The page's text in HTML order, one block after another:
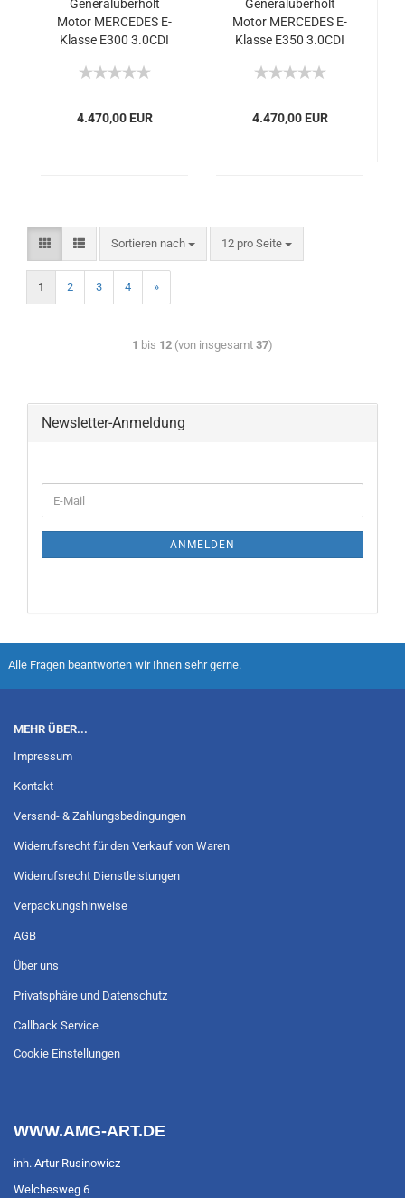
Generalüberholt
Motor MERCEDES E-
Klasse E300 3.0CDI
231PS
4.470,00 EUR
Generalüberholt
Motor MERCEDES E-
Klasse E350 3.0CDI
211PS
4.470,00 EUR
Sortieren nach 12 pro Seite
1 2 3 4 »
1 bis 12 (von insgesamt 37)
Newsletter-Anmeldung
ANMELDEN
Alle Fragen beantworten wir Ihnen sehr gerne.
MEHR ÜBER...
Impressum
Kontakt
Versand- & Zahlungsbedingungen
Widerrufsrecht für den Verkauf von Waren
Widerrufsrecht Dienstleistungen
Verpackungshinweise
AGB
Über uns
Privatsphäre und Datenschutz
Callback Service
Cookie Einstellungen
WWW.AMG-ART.DE
inh. Artur Rusinowicz
Welchesweg 6